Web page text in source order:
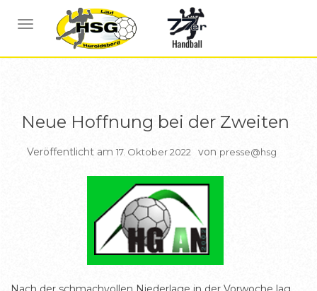
NAVIGATION UMSCHALTEN
BERICHTE HSG2
Neue Hoffnung bei der Zweiten
Veröffentlicht am 17. Oktober 2022 von presse@hsg